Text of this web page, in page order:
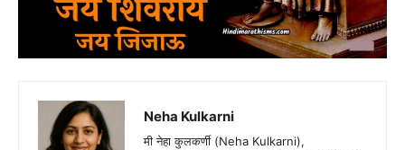
Neha Kulkarni
मी नेहा कुलकर्णी (Neha Kulkarni),